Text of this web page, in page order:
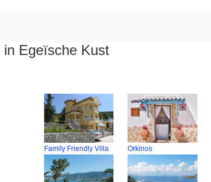
in Egeïsche Kust
Family Friendly Villa Orkinos